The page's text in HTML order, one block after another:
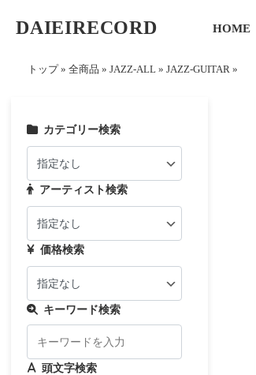
DAIEIRECORD HOME
トップ » 全商品 » JAZZ-ALL » JAZZ-GUITAR »
カテゴリー検索
アーティスト検索
価格検索
キーワード検索
頭文字検索